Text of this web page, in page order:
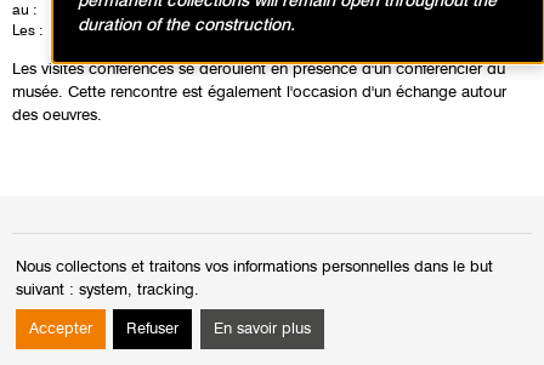
Nous collectons et traitons vos informations personnelles dans le but
suivant : system, tracking.
Accepter Refuser En savoir plus
au :
Lundi 17 février 2025
Les :
vendredis de 12h30 à 14h00
Les visites conférences se déroulent en présence d'un conférencier du
musée. Cette rencontre est également l'occasion d'un échange autour
des oeuvres.
Calendrier des événements
mai 2026
Mois
précédent
duration of the construction.